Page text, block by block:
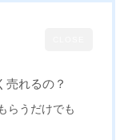
売れるの？
らうだけでも